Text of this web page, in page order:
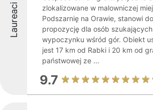
Laureaci
zlokalizowane w malowniczej
Podszarnię na Orawie, stanowi
propozycję dla osób szukających
wypoczynku wśród gór. Obiekt
jest 17 km od Rabki i 20 km od
państwowej ze ...
9.7